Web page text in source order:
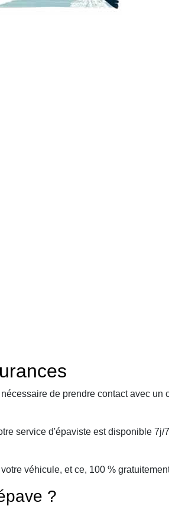
de prendre contact avec un
service d'épaviste est disponible 7j/
véhicule, et ce, 100 %
?